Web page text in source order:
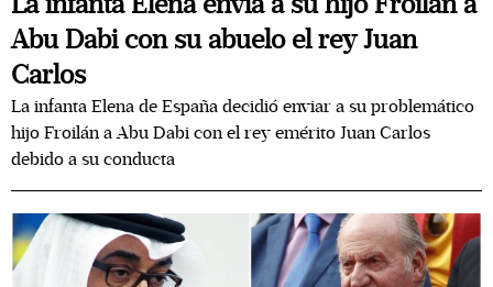
Abu Dabi con su abuelo el rey Juan
Carlos
La infanta Elena de España decidió enviar a su problemático
hijo Froilán a Abu Dabi con el rey emérito Juan Carlos
debido a su conducta